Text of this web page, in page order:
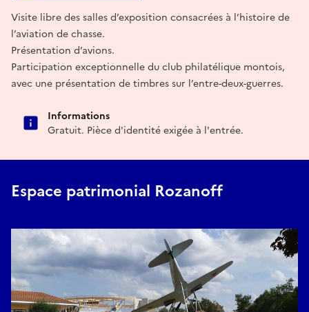
Visite libre des salles d’exposition consacrées à l’histoire de
l’aviation de chasse.
Présentation d’avions.
Participation exceptionnelle du club philatélique montois,
avec une présentation de timbres sur l’entre-deux-guerres.
Informations
Gratuit. Pièce d'identité exigée à l'entrée.
Espace patrimonial Rozanoff